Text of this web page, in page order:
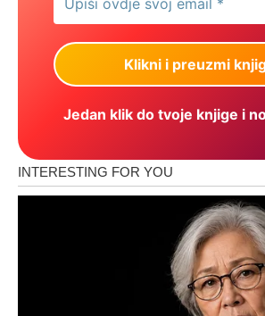
Jedan klik do tvoje knjige i